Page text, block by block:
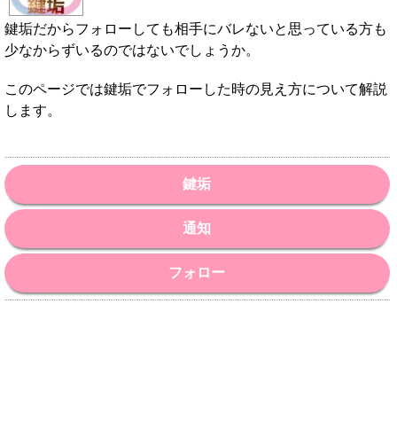
鍵垢だからフォローしても相手にバレないと思っている方も
少なからずいるのではないでしょうか。
このページでは鍵垢でフォローした時の見え方について解説
します。
鍵垢
通知
フォロー